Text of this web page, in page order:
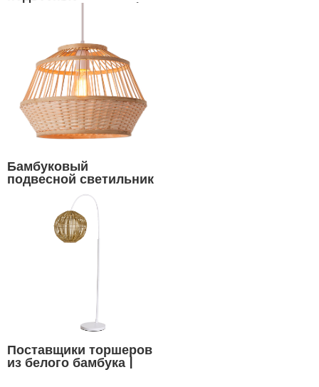
светильники оптом |
Бамбуковый
подвесной светильник
- оптовые
производители в Китае
|СИНСАНЬСИН
Поставщики торшеров
из белого бамбука |